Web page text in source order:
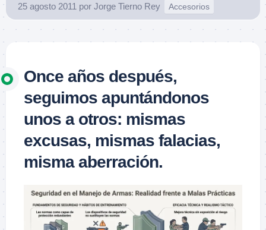
25 agosto 2011 por Jorge Tierno Rey Accesorios
Once años después,
seguimos apuntándonos
unos a otros: mismas
excusas, mismas falacias,
misma aberración.